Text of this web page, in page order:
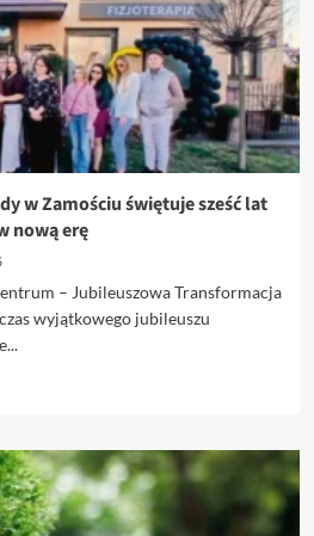
w Zamościu świętuje sześć lat
nową erę
– Jubileuszowa Transformacja
wyjątkowego jubileuszu